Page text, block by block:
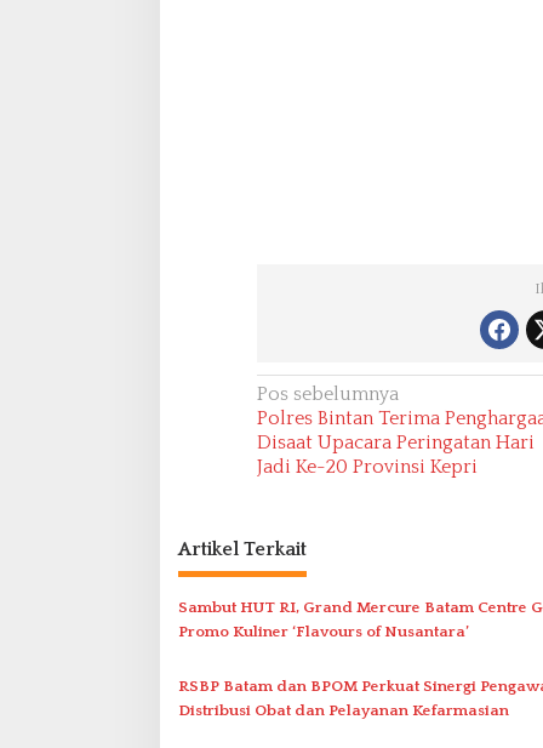
N
a
v
a
s
i
o
Pos sebelumnya
Polres Bintan Terima
Disaat Upacara Peringatan Hari
Jadi Ke-20 Provinsi Kepri
Artikel Terkait
Sambut HUT RI, Grand Mercure Batam Centre
Promo Kuliner ‘Flavours of Nusantara’
RSBP Batam dan BPOM Perkuat Sinergi
Distribusi Obat dan Pelayanan Kefarmasian